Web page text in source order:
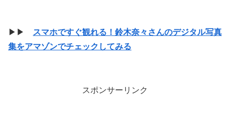
▶▶
スマホですぐ観れる！鈴木奈々さんのデジタル写真
集をアマゾンでチェックしてみる
スポンサーリンク